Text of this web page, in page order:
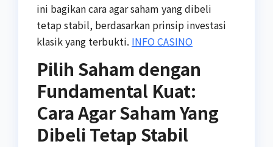
ini bagikan cara agar saham yang dibeli
tetap stabil, berdasarkan prinsip investasi
klasik yang terbukti. INFO CASINO
Pilih Saham dengan
Fundamental Kuat:
Cara Agar Saham Yang
Dibeli Tetap Stabil